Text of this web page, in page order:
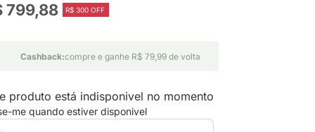
799,88 R$ 300 OFF
Cashback:compre e ganhe R$ 79,99 de volta
produto está indisponivel no momento
me quando estiver disponivel